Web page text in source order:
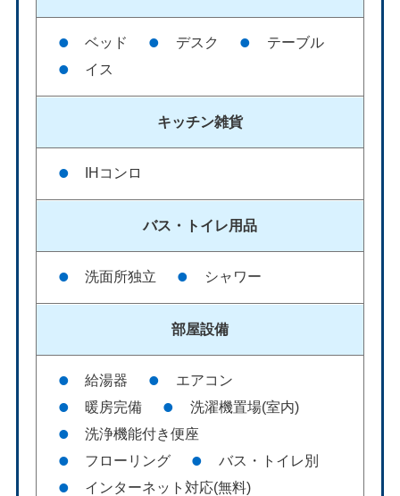
ベッド デスク
テーブル
イス
キッチン雑貨
IHコンロ
バス・ トイレ用品
洗面所独立 シャワー
部屋設備
給湯器
エアコン
暖房完備
洗濯機置場(室内)
洗浄機能付き便座
フローリング
バス・トイレ別
インターネット対応(無料)